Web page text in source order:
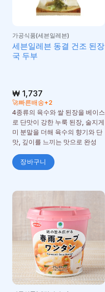
가공식품(세븐일레븐)
세븐일레븐 동결 건조 된장
국 두부
₩1,737
🚀빠른배송+2
4종류의 육수와 쌀 된장을 베이스
로 단맛이 강한 누룩 된장, 술지게
미 분말을 더해 육수의 향기와 단
맛, 깊이를 느끼는 맛으로 완성
장바구니